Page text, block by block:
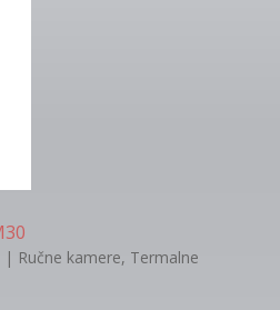
| Ručne kamere, Termalne